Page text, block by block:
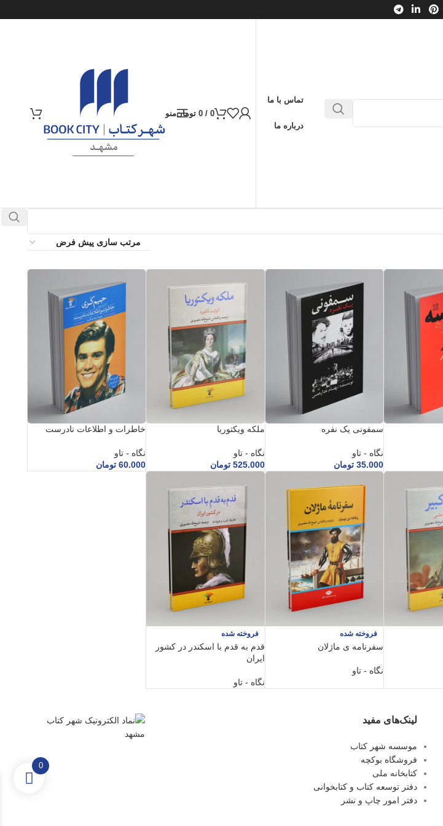
تماس با ما
درباره ما
0
/
0 تومانمنو
سمفونی یک نفره
نگاه - تاو
35.000 تومان
ملکه ویکتوریا
نگاه - تاو
525.000 تومان
خاطرات و اطلاعات نادرست
نگاه - تاو
60.000 تومان
فروخته شده
سفرنامه ی ماژلان
نگاه - تاو
فروخته شده
قدم به قدم با اسکندر در کشور
ایران
نگاه - تاو
لینک‌های مفید
موسسه شهر کتاب
فروشگاه بوکچه
کتابخانه ملی
دفتر توسعه کتاب و کتابخوانی
دفتر امور چاپ و نشر
0